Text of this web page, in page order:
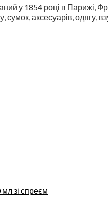
у 1854 році в Парижі,
сумок, аксесуарів, одягу,